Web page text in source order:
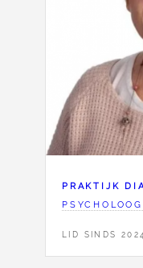
PRAKTIJK
PSYCHOLOOG
LID SINDS 2024